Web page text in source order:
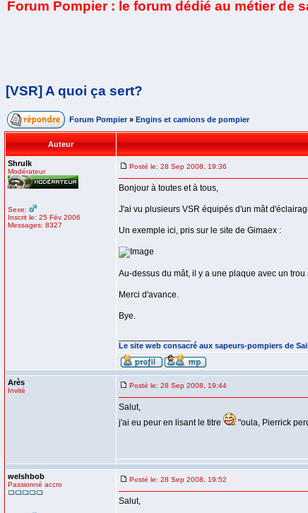
Forum Pompier : le forum dédié au métier de
[VSR] A quoi ça sert?
Forum Pompier » Engins et camions de pompier
Auteur
Shrulk
Modérateur
Sexe:
Inscrit le: 25 Fév 2006
Messages: 8327
Posté le: 28 Sep 2008, 19:36
Bonjour à toutes et à tous,
J'ai vu plusieurs VSR équipés d'un mât
Un exemple ici, pris sur le site de Gimaex :
Au-dessus du mât, il y a une plaque avec un
Merci d'avance.
Bye.
Le site web consacré aux sapeurs-pompiers de
Arès
Invité
Posté le: 28 Sep 2008, 19:44
Salut,
j'ai eu peur en lisant le titre
"oula, Pierrick
welshbob
Passionné accro
Posté le: 28 Sep 2008, 19:52
Salut,